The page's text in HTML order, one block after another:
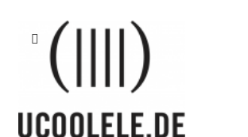
Zur
Navigation
springen
Zum
Inhalt
springen
Suchen